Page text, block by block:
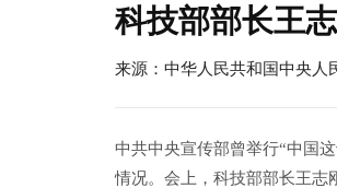
科技部部长王
来源：中华人民共和国中央
中共中央宣传部曾举行“中国
情况。会上，科技部部长王志